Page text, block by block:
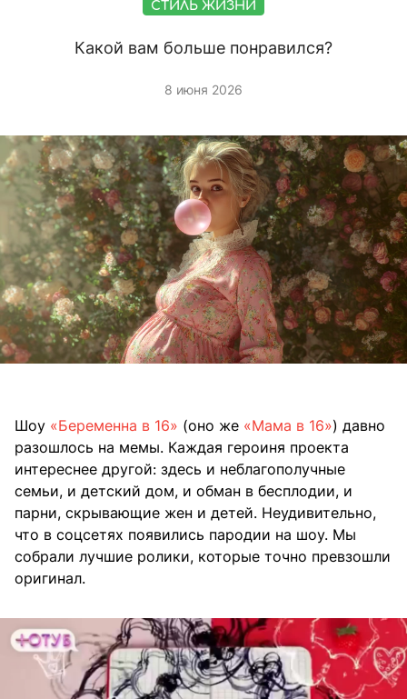
СТИЛЬ ЖИЗНИ
Какой вам больше понравился?
8 июня 2026
Шоу «Беременна в 16» (оно же «Мама в 16») давно
разошлось на мемы. Каждая героиня проекта
интереснее другой: здесь и неблагополучные
семьи, и детский дом, и обман в бесплодии, и
парни, скрывающие жен и детей. Неудивительно,
что в соцсетях появились пародии на шоу. Мы
собрали лучшие ролики, которые точно превзошли
оригинал.